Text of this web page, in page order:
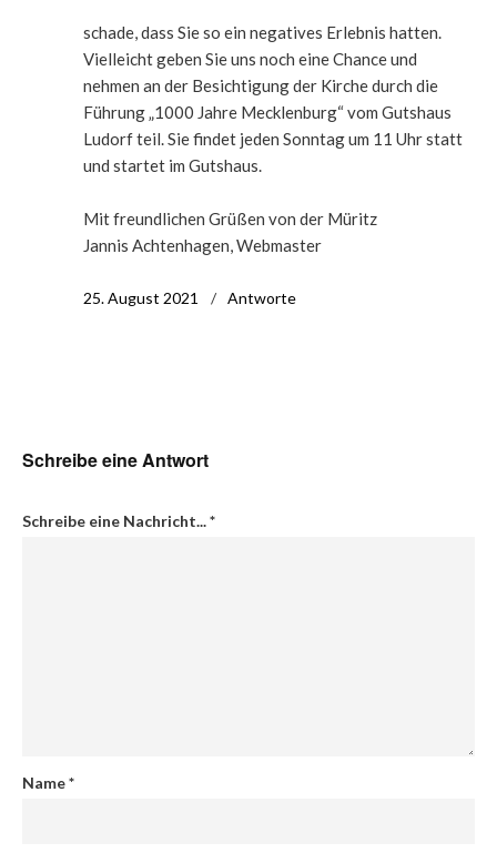
schade, dass Sie so ein negatives Erlebnis hatten.
Vielleicht geben Sie uns noch eine Chance und
nehmen an der Besichtigung der Kirche durch die
Führung „1000 Jahre Mecklenburg“ vom Gutshaus
Ludorf teil. Sie findet jeden Sonntag um 11 Uhr statt
und startet im Gutshaus.
Mit freundlichen Grüßen von der Müritz
Jannis Achtenhagen, Webmaster
25. August 2021 Antworte
Schreibe eine Antwort
Schreibe eine Nachricht...*
Name*